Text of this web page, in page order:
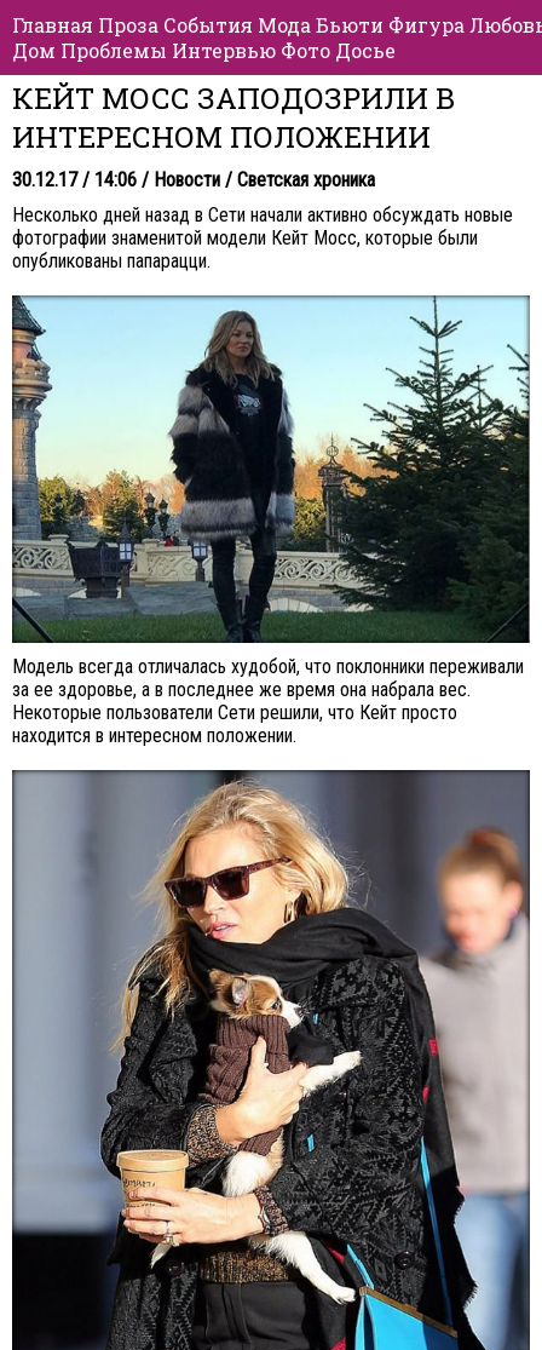
Главная Проза События Мода Бьюти Фигура
Дом Проблемы Интервью Фото Досье
КЕЙТ МОСС ЗАПОДОЗРИЛИ В
ИНТЕРЕСНОМ ПОЛОЖЕНИИ
30.12.17 / 14:06 / Новости / Светская хроника
Несколько дней назад в Сети начали активно обсуждать новые
фотографии знаменитой модели Кейт Мосс, которые были
опубликованы папарацци.
Модель всегда отличалась худобой, что поклонники переживали
за ее здоровье, а в последнее же время она набрала вес.
Некоторые пользователи Сети решили, что Кейт просто
находится в интересном положении.